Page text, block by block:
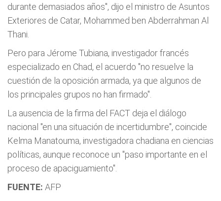
durante demasiados años", dijo el ministro de Asuntos
Exteriores de Catar, Mohammed ben Abderrahman Al
Thani.
Pero para Jérome Tubiana, investigador francés
especializado en Chad, el acuerdo "no resuelve la
cuestión de la oposición armada, ya que algunos de
los principales grupos no han firmado".
La ausencia de la firma del FACT deja el diálogo
nacional "en una situación de incertidumbre", coincide
Kelma Manatouma, investigadora chadiana en ciencias
políticas, aunque reconoce un "paso importante en el
proceso de apaciguamiento".
FUENTE: AFP